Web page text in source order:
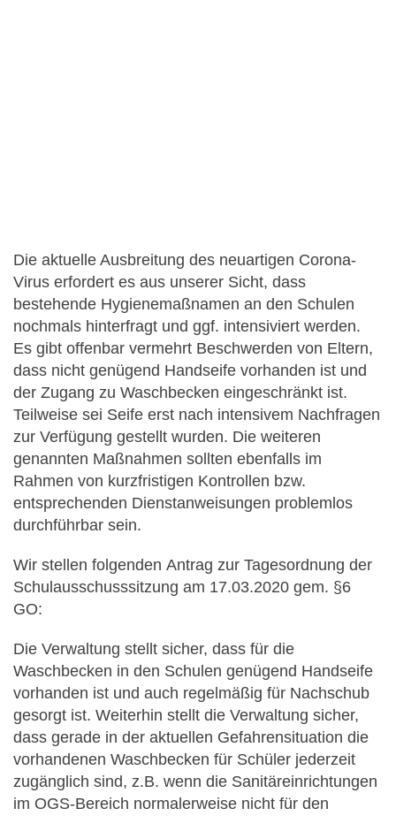
Die aktuelle Ausbreitung des neuartigen Corona-
Virus erfordert es aus unserer Sicht, dass
bestehende Hygienemaßnamen an den Schulen
nochmals hinterfragt und ggf. intensiviert werden.
Es gibt offenbar vermehrt Beschwerden von Eltern,
dass nicht genügend Handseife vorhanden ist und
der Zugang zu Waschbecken eingeschränkt ist.
Teilweise sei Seife erst nach intensivem Nachfragen
zur Verfügung gestellt wurden. Die weiteren
genannten Maßnahmen sollten ebenfalls im
Rahmen von kurzfristigen Kontrollen bzw.
entsprechenden Dienstanweisungen problemlos
durchführbar sein.
Wir stellen folgenden Antrag zur Tagesordnung der
Schulausschusssitzung am 17.03.2020 gem. §6
GO:
Die Verwaltung stellt sicher, dass für die
Waschbecken in den Schulen genügend Handseife
vorhanden ist und auch regelmäßig für Nachschub
gesorgt ist. Weiterhin stellt die Verwaltung sicher,
dass gerade in der aktuellen Gefahrensituation die
vorhandenen Waschbecken für Schüler jederzeit
zugänglich sind, z.B. wenn die Sanitäreinrichtungen
im OGS-Bereich normalerweise nicht für den